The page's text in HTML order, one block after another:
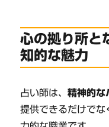
心の拠り所と
知的な魅力
占い師は、精神的な
提供できるだけでな